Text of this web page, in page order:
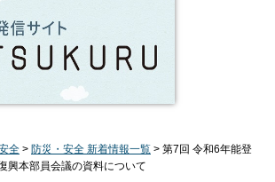
全 > 防災・安全 新着情報一覧 > 第7回 令和6年能登
興本部員会議の資料について